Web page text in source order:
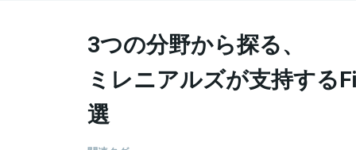
3つの分野から探る、
ミレニアルズが支持する
選